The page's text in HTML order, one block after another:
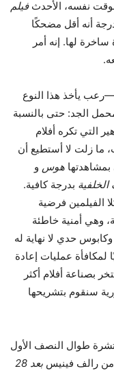
نفسه، الأحدثفيلم
أنه أقل مضحكًا
لها. إنه أمر
—رعب يأخذ هذا النوع
الجد: حتى بالنسبة
التي تكره أفلام
ما زلت لا أستطيع أن
هوس و
بدرجة كافية.
الفيلمين فرضية
وهي أمنية خاطئة
وكابوس حدي لا نهاية له
لمكافأة عمليات إعادة
بصناعة أفلام أكثر
سنقوم بتشريحها
طوال النصف الأول
من رالف فينيس
بعد 28